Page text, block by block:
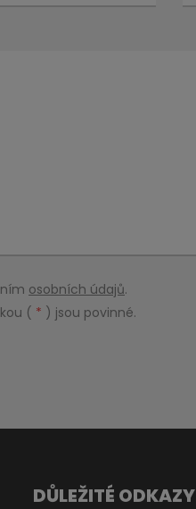
osobních údajů.
( * ) jsou povinné.
DŮLEŽITÉ ODKAZY